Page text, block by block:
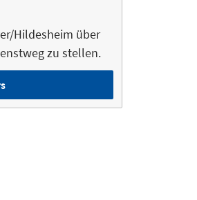
Hildesheim über
zu stellen.